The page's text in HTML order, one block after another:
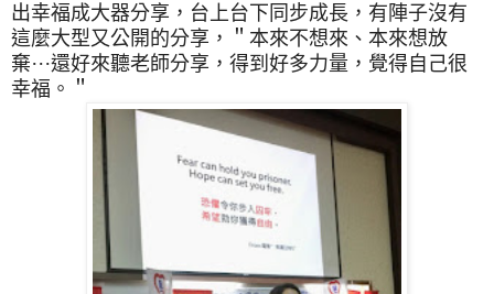
出幸福成大器分享，台上台下同步成長， 有陣子沒有
這麼大型又公開的分享，＂ 本來不想來、本來想放
棄⋯還好來聽老師分享，得到好多力量，覺得自己很
幸福。＂